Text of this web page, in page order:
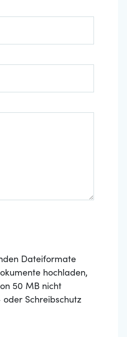
Dateiformate
hochladen,
50 MB nicht
Schreibschutz